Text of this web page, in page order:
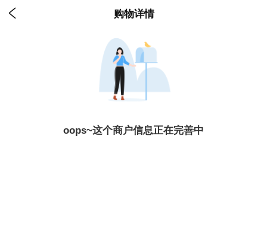
 购物详情
oops~这个商户信息正在完善中